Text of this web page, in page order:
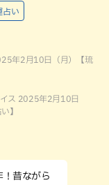
占い
年2月10日（月）【琉
ス 2025年2月10日
】
！昔ながら